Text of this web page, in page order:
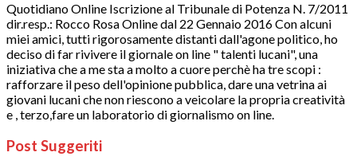
Quotidiano Online Iscrizione al Tribunale di Potenza N. 7/2011
dir.resp.: Rocco Rosa Online dal 22 Gennaio 2016 Con alcuni
miei amici, tutti rigorosamente distanti dall'agone politico, ho
deciso di far rivivere il giornale on line " talenti lucani", una
iniziativa che a me sta a molto a cuore perchè ha tre scopi :
rafforzare il peso dell'opinione pubblica, dare una vetrina ai
giovani lucani che non riescono a veicolare la propria creatività
e , terzo,fare un laboratorio di giornalismo on line.
Post Suggeriti